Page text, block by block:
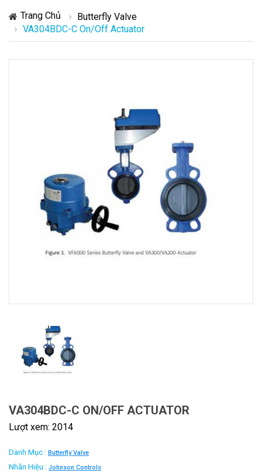
Trang Chủ
Butterfly Valve
VA304BDC-C On/Off Actuator
VA304BDC-C ON/OFF ACTUATOR
Lượt xem: 2014
Danh Mục : Butterfly Valve
Nhãn Hiệu : Johnson Controls